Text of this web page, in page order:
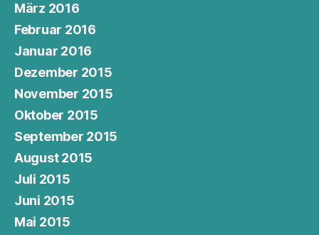
März 2016
Februar 2016
Januar 2016
Dezember 2015
November 2015
Oktober 2015
September 2015
August 2015
Juli 2015
Juni 2015
Mai 2015